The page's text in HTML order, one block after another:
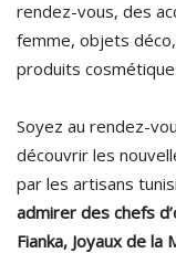
rendez-vous, des
femme, objets
produits
Soyez au rendez-
découvrir les
par les artisans
admirer des chefs
Fianka, Joyaux de la